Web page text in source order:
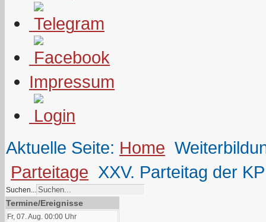
Impressum
Aktuelle Seite: Home
Parteitage XXV. Parteitag der
Suchen...
Termine/Ereignisse
Fr, 07. Aug. 00:00 Uhr